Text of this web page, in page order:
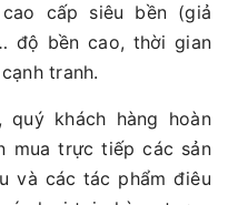
cấp siêu bền (giả
độ bền cao, thời gian
tranh.
khách hàng hoàn
mua trực tiếp các sản
và các tác phẩm điêu